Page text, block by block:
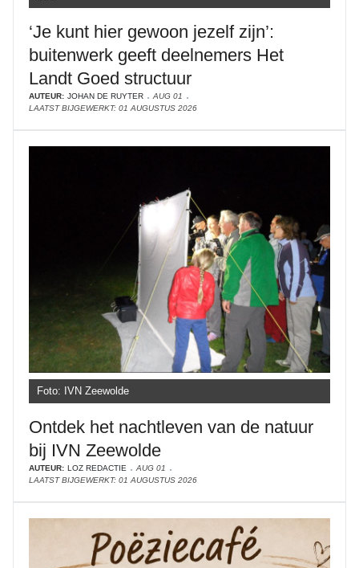
‘Je kunt hier gewoon jezelf zijn’:
buitenwerk geeft deelnemers Het
Landt Goed structuur
AUTEUR: JOHAN DE RUYTER
AUG 01
LAATST BIJGEWERKT: 01 AUGUSTUS 2026
Foto: IVN Zeewolde
Ontdek het nachtleven van de natuur
bij IVN Zeewolde
AUTEUR: LOZ REDACTIE
AUG 01
LAATST BIJGEWERKT: 01 AUGUSTUS 2026